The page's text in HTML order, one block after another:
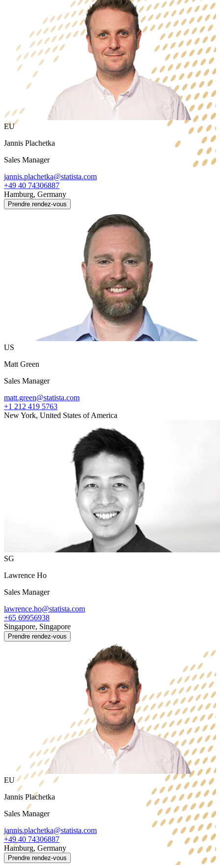
EU
Jannis Plachetka
Sales Manager
jannis.plachetka@statista.com
+49 40 74306887
Hamburg, Germany
Prendre rendez-vous
US
Matt Green
Sales Manager
matt.green@statista.com
+1 212 419 5763
New York, United States of America
SG
Lawrence Ho
Sales Manager
lawrence.ho@statista.com
+65 69956938
Singapore, Singapore
Prendre rendez-vous
EU
Jannis Plachetka
Sales Manager
jannis.plachetka@statista.com
+49 40 74306887
Hamburg, Germany
Prendre rendez-vous